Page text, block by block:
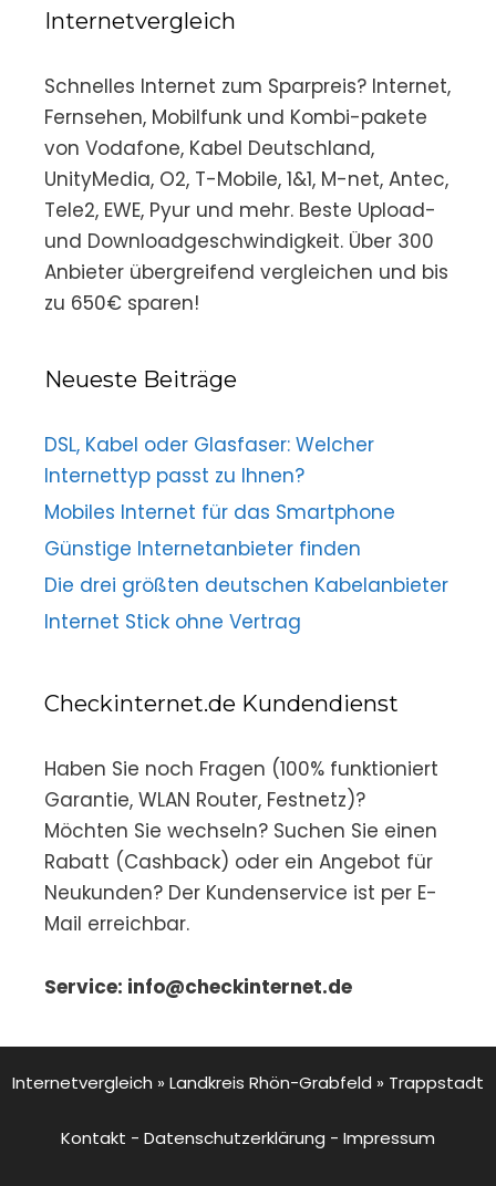
Internetvergleich
Schnelles Internet zum Sparpreis? Internet,
Fernsehen, Mobilfunk und Kombi-pakete
von Vodafone, Kabel Deutschland,
UnityMedia, O2, T-Mobile, 1&1, M-net, Antec,
Tele2, EWE, Pyur und mehr. Beste Upload-
und Downloadgeschwindigkeit. Über 300
Anbieter übergreifend vergleichen und bis
zu 650€ sparen!
Neueste Beiträge
DSL, Kabel oder Glasfaser: Welcher
Internettyp passt zu Ihnen?
Mobiles Internet für das Smartphone
Günstige Internetanbieter finden
Die drei größten deutschen Kabelanbieter
Internet Stick ohne Vertrag
Checkinternet.de Kundendienst
Haben Sie noch Fragen (100% funktioniert
Garantie, WLAN Router, Festnetz)?
Möchten Sie wechseln? Suchen Sie einen
Rabatt (Cashback) oder ein Angebot für
Neukunden? Der Kundenservice ist per E-
Mail erreichbar.
Service: info@checkinternet.de
Internetvergleich » Landkreis Rhön-Grabfeld » Trappstadt
Kontakt - Datenschutzerklärung - Impressum